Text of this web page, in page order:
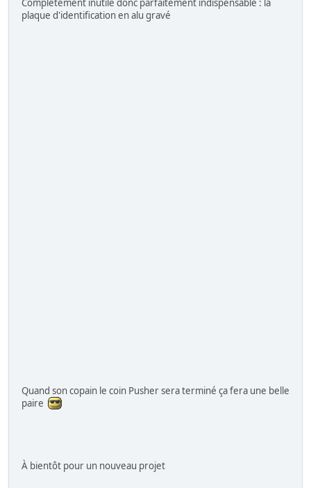
Complètement inutile donc parfaitement indispensable : la
plaque d'identification en alu gravé
Quand son copain le coin Pusher sera terminé ça fera une belle
paire
À bientôt pour un nouveau projet